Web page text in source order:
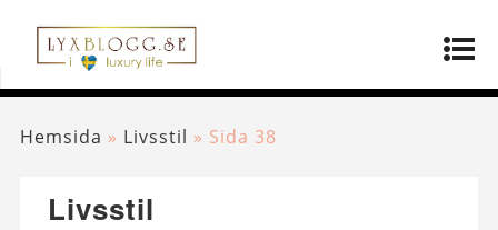
Hemsida » Livsstil » Sida 38
Livsstil